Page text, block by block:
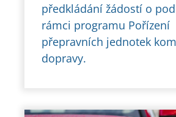
předkládání žádostí o
rámci programu Pořízení
přepravních jednotek
dopravy.